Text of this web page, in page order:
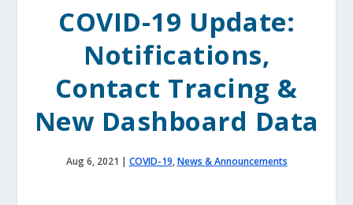
COVID-19 Update:
Notifications,
Contact Tracing &
New Dashboard Data
Aug 6, 2021 | COVID-19,News & Announcements